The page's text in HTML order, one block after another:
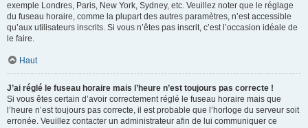
exemple Londres, Paris, New York, Sydney, etc. Veuillez noter que le réglage
du fuseau horaire, comme la plupart des autres paramètres, n’est accessible
qu’aux utilisateurs inscrits. Si vous n’êtes pas inscrit, c’est l’occasion idéale de
le faire.
Haut
J’ai réglé le fuseau horaire mais l’heure n’est toujours pas correcte !
Si vous êtes certain d’avoir correctement réglé le fuseau horaire mais que
l’heure n’est toujours pas correcte, il est probable que l’horloge du serveur soit
erronée. Veuillez contacter un administrateur afin de lui communiquer ce